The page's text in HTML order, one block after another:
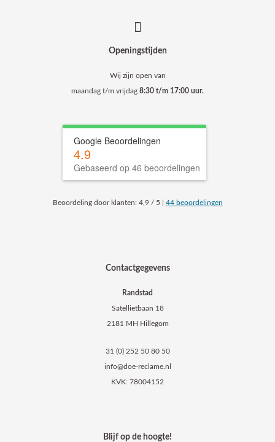
Openingstijden
Wij zijn open van
maandag t/m vrijdag 8:30 t/m 17:00 uur.
Google Beoordelingen
4.9
Gebaseerd op 46 beoordelingen
Beoordelingdoor klanten: 4,9/ 5 44beoordelingen
Contactgegevens
Randstad
Satellietbaan 18
2181 MH Hillegom
31 (0) 252 50 80 50
info@doe-reclame.nl
KVK: 78004152
Blijf op de hoogte!